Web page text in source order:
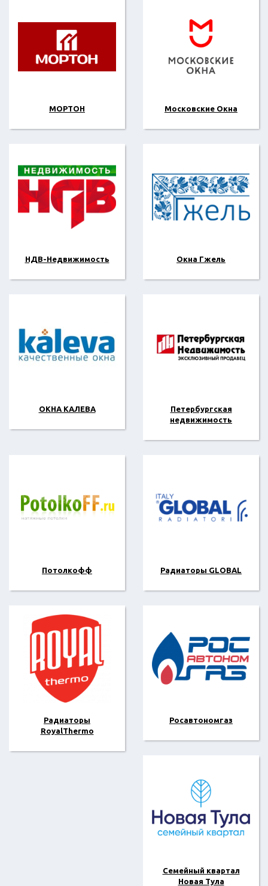
МОРТОН Московские Окна
НДВ-Недвижимость Окна Гжель
ОКНА КАЛЕВА
Петербургская
недвижимость
Потолкофф Радиаторы GLOBAL
Радиаторы
RoyalThermo
Росавтономгаз
Семейный квартал
Новая Тула